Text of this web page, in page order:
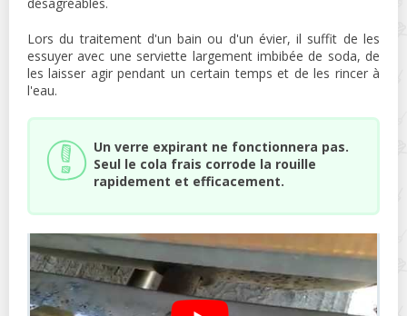
désagréables.
Lors du traitement d'un bain ou d'un évier, il suffit de les
essuyer avec une serviette largement imbibée de soda, de
les laisser agir pendant un certain temps et de les rincer à
l'eau.
Un verre expirant ne fonctionnera pas.
Seul le cola frais corrode la rouille
rapidement et efficacement.